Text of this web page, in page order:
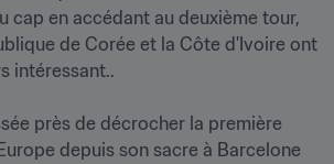
cap en accédant au deuxième tour,
de Corée et la Côte d'Ivoire ont
intéressant..
près de décrocher la première
depuis son sacre à Barcelone